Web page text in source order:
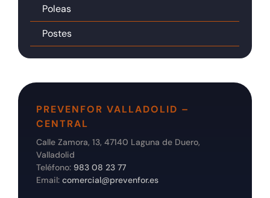
Poleas
Postes
PREVENFOR VALLADOLID –
CENTRAL
Calle Zamora, 13, 47140 Laguna de Duero,
Valladolid
Teléfono: 983 08 23 77
Email: comercial@prevenfor.es